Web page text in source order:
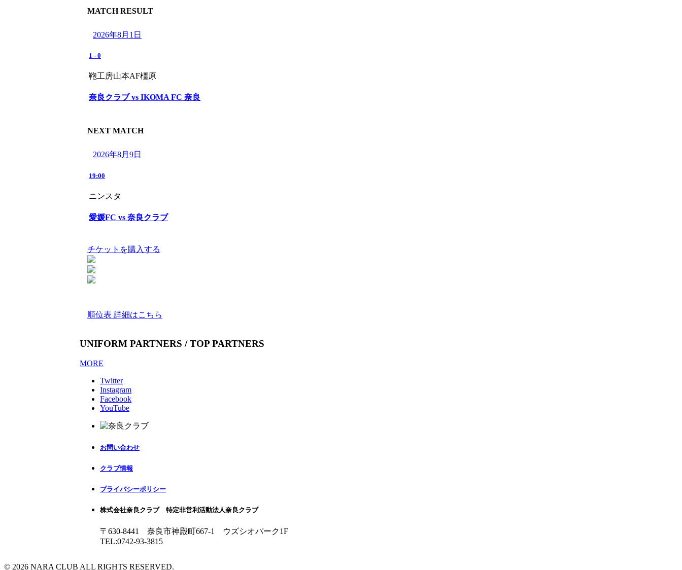
MATCH RESULT
2026年8月1日
1 - 0
鞄工房山本AF橿原
奈良クラブ vs IKOMA FC 奈良
NEXT MATCH
2026年8月9日
19:00
ニンスタ
愛媛FC vs 奈良クラブ
チケットを購入する
順位表 詳細はこちら
UNIFORM PARTNERS / TOP PARTNERS
MORE
Twitter
Instagram
Facebook
YouTube
お問い合わせ
クラブ情報
プライバシーポリシー
株式会社奈良クラブ 特定非営利活動法人奈良クラブ
〒630-8441 奈良市神殿町667-1
ウズシオパーク1F
TEL:0742-93-3815
© 2026 NARA CLUB ALL RIGHTS RESERVED.